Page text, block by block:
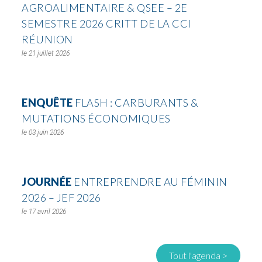
AGROALIMENTAIRE & QSEE – 2E
SEMESTRE 2026 CRITT DE LA CCI
RÉUNION
21 juillet 2026
ENQUÊTE FLASH : CARBURANTS &
MUTATIONS ÉCONOMIQUES
03 juin 2026
JOURNÉE ENTREPRENDRE AU FÉMININ
2026 – JEF 2026
17 avril 2026
Tout l'agenda >